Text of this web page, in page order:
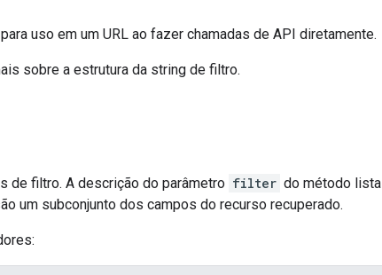
uso em um URL ao fazer chamadas de API diretamente.
sobre a estrutura da string de filtro.
de filtro. A descrição do parâmetro filter do método lista
um subconjunto dos campos do recurso recuperado.